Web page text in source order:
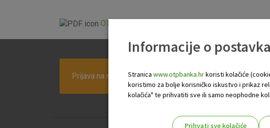
OTP Dnevno financijsko izvješće.pdf
Prijava na newsletter OTP banke
Informacije o
Stranica www.otpbanka.hrkoristi kolačiće
koristimo za bolje korisničko iskustvo i prikaz
kolačića" te prihvatiti sve ili samo neophodne
Prihvati sve kolačiće